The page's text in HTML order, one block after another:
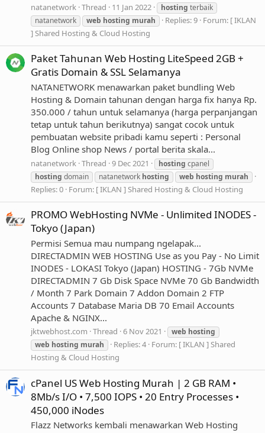
natanetwork Thread 11 Jan 2022 hosting terbaik
natanetwork
web hosting murah Replies: 9 Forum: [ IKLAN
] Shared Hosting & Cloud Hosting
Paket Tahunan Web Hosting LiteSpeed 2GB +
Gratis Domain & SSL Selamanya
NATANETWORK menawarkan paket bundling Web
Hosting & Domain tahunan dengan harga fix hanya Rp.
350.000 / tahun untuk selamanya (harga perpanjangan
tetap untuk tahun berikutnya) sangat cocok untuk
pembuatan website pribadi kamu seperti : Personal
Blog Online shop News / portal berita skala...
natanetwork Thread 9 Dec 2021 hosting cpanel
hosting domain natanetwork hosting web hosting murah
Replies: 0 Forum: [ IKLAN ] Shared Hosting & Cloud Hosting
PROMO WebHosting NVMe - Unlimited INODES -
Tokyo (Japan)
Permisi Semua mau numpang ngelapak...
DIRECTADMIN WEB HOSTING Use as you Pay - No Limit
INODES - LOKASI Tokyo (Japan) HOSTING - 7Gb NVMe
DIRECTADMIN 7 Gb Disk Space NVMe 70 Gb Bandwidth
/ Month 7 Park Domain 7 Addon Domain 2 FTP
Accounts 7 Database Maria DB 70 Email Accounts
Apache & NGINX...
jktwebhost.com Thread 6 Nov 2021 web hosting
web hosting murah Replies: 4 Forum: [ IKLAN ] Shared
Hosting & Cloud Hosting
cPanel US Web Hosting Murah | 2 GB RAM •
8Mb/s I/O • 7,500 IOPS • 20 Entry Processes •
450,000 iNodes
Flazz Networks kembali menawarkan Web Hosting